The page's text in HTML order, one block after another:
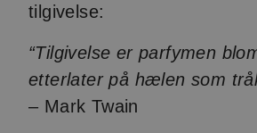
tilgivelse:
“Tilgivelse er parfymen
etterlater på hælen som
– Mark Twain